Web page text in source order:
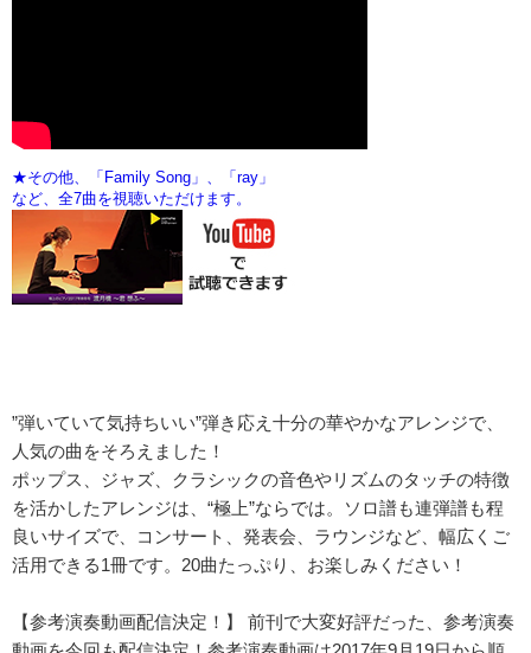
”弾いていて気持ちいい”弾き応え十分の華やかなアレンジで、
人気の曲をそろえました！
ポップス、ジャズ、クラシックの音色やリズムのタッチの特徴
を活かしたアレンジは、“極上”ならでは。ソロ譜も連弾譜も程
良いサイズで、コンサート、発表会、ラウンジなど、幅広くご
活用できる1冊です。20曲たっぷり、お楽しみください！
【参考演奏動画配信決定！】 前刊で大変好評だった、参考演奏